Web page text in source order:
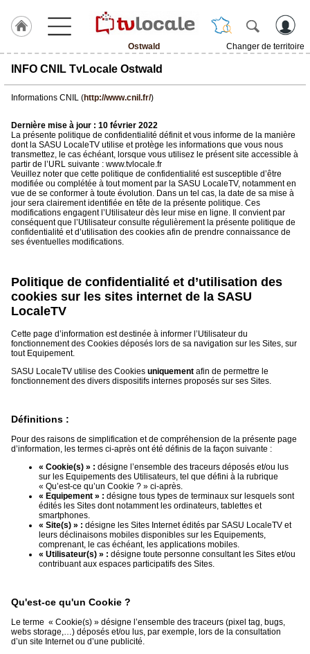
Ostwald
Changer de territoire
J'adhère
Hulcoq
Ostwald
TvLocale
France
Accueil
RUBRIQUES
Gazette
Vidéos
Médias
du
groupe
Blogs
Inscription
pro
Accès
INFO CNIL TvLocale Ostwald
Informations CNIL (http://www.cnil.fr/)
Dernière mise à jour : 10 février 2022
La présente politique de confidentialité définit et vous informe de la manière
dont la SASU LocaleTV utilise et protège les informations que vous nous
transmettez, le cas échéant, lorsque vous utilisez le présent site accessible à
partir de l’URL suivante : www.tvlocale.fr
Veuillez noter que cette politique de confidentialité est susceptible d’être
modifiée ou complétée à tout moment par la SASU LocaleTV, notamment en
vue de se conformer à toute évolution. Dans un tel cas, la date de sa mise à
jour sera clairement identifiée en tête de la présente politique. Ces
modifications engagent l’Utilisateur dès leur mise en ligne. Il convient par
conséquent que l’Utilisateur consulte régulièrement la présente politique de
confidentialité et d’utilisation des cookies afin de prendre connaissance de
ses éventuelles modifications.
Politique de confidentialité et d’utilisation des
cookies sur les sites internet de la SASU
LocaleTV
Cette page d’information est destinée à informer l’Utilisateur du
fonctionnement des Cookies déposés lors de sa navigation sur les Sites, sur
tout Equipement.
SASU LocaleTV utilise des Cookies uniquement afin de permettre le
fonctionnement des divers dispositifs internes proposés sur ses Sites.
Définitions :
Pour des raisons de simplification et de compréhension de la présente page
d’information, les termes ci-après ont été définis de la façon suivante :
« Cookie(s) » : désigne l’ensemble des traceurs déposés et/ou lus
sur les Equipements des Utilisateurs, tel que défini à la rubrique
« Qu’est-ce qu’un Cookie ? » ci-après.
« Equipement » : désigne tous types de terminaux sur lesquels sont
édités les Sites dont notamment les ordinateurs, tablettes et
smartphones.
« Site(s) » : désigne les Sites Internet édités par SASU LocaleTV et
leurs déclinaisons mobiles disponibles sur les Equipements,
comprenant, le cas échéant, les applications mobiles.
« Utilisateur(s) » : désigne toute personne consultant les Sites et/ou
contribuant aux espaces participatifs des Sites.
Qu'est-ce qu'un Cookie ?
Le terme « Cookie(s) » désigne l’ensemble des traceurs (pixel tag, bugs,
webs storage,…) déposés et/ou lus, par exemple, lors de la consultation
d’un site Internet ou d’une publicité.